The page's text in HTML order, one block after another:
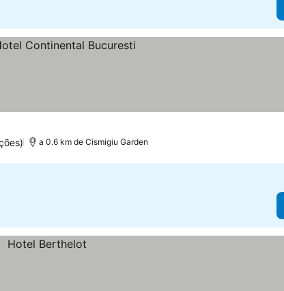
a 0.6 km de Cismigiu Garden